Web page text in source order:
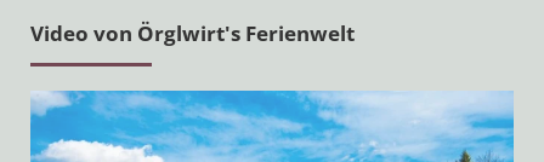
Video von Örglwirt's Ferienwelt